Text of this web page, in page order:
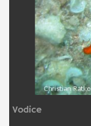
Vodice